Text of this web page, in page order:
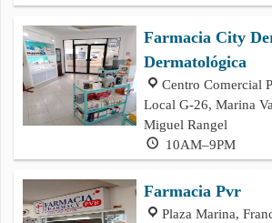
Farmacia City
Dermatológica
Centro Comercial
Local G-26, Marina
Miguel Rangel
10AM–9PM
Farmacia Pvr
Plaza Marina,